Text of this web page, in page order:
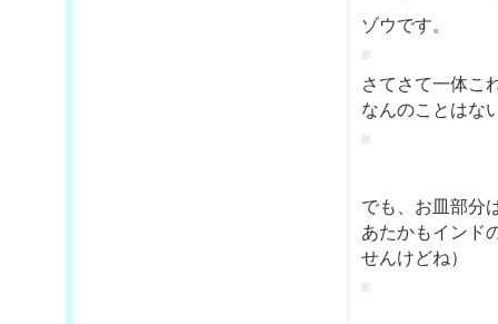
ゾウです。
さてさて一体こ
なんのことはな
でも、お皿部分
あたかもインド
せんけどね）